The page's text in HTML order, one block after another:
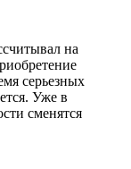
на
серьезных
Уже в
сменятся